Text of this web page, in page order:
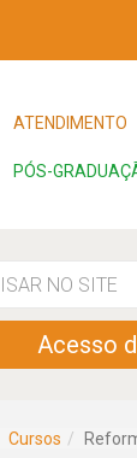
ATENDIMENTO
PÓS-
Acesso
Cursos